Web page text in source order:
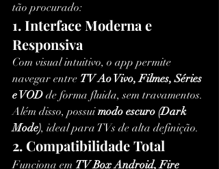
tão procurado:
1. Interface Moderna e
Responsiva
Com visual intuitivo, o app permite
navegar entre TV Ao Vivo, Filmes, Séries
e VOD de forma fluida, sem travamentos.
Além disso, possui modo escuro (Dark
Mode), ideal para TVs de alta definição.
2. Compatibilidade Total
Funciona em TV Box Android, Fire